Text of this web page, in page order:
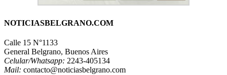
NOTICIASBELGRANO.COM
Calle 15 N°1133
General Belgrano, Buenos Aires
Celular/Whatsapp: 2243-405134
Mail: contacto@noticiasbelgrano.com